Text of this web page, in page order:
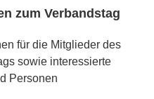
zum Verbandstag
für die Mitglieder des
sowie interessierte
Personen